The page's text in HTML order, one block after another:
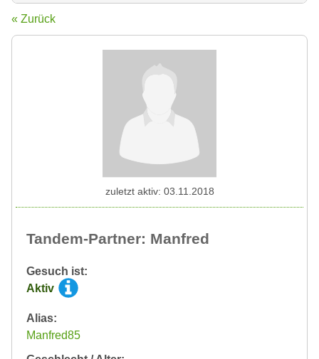
« Zurück
Tandem-Partner: Manfred
Gesuch ist:
Aktiv
Alias:
Manfred85
zuletzt aktiv: 03.11.2018